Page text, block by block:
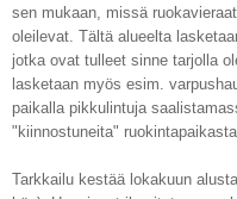
sen mukaan, missä
oleilevat. Tältä alueelta
jotka ovat tulleet sinne tarjolla
lasketaan myös esim.
paikalla pikkulintuja
"kiinnostuneita"
Tarkkailu kestää lokakuun